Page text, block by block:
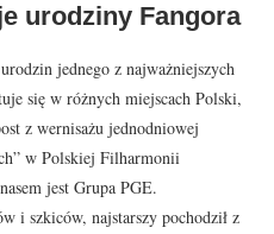
urodziny Fangora
jednego z najważniejszych
się w różnych miejscach Polski,
z wernisażu jednodniowej
w Polskiej Filharmonii
jest Grupa PGE.
i szkiców, najstarszy pochodził z